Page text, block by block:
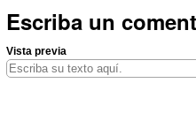
Escriba un
Vista previa